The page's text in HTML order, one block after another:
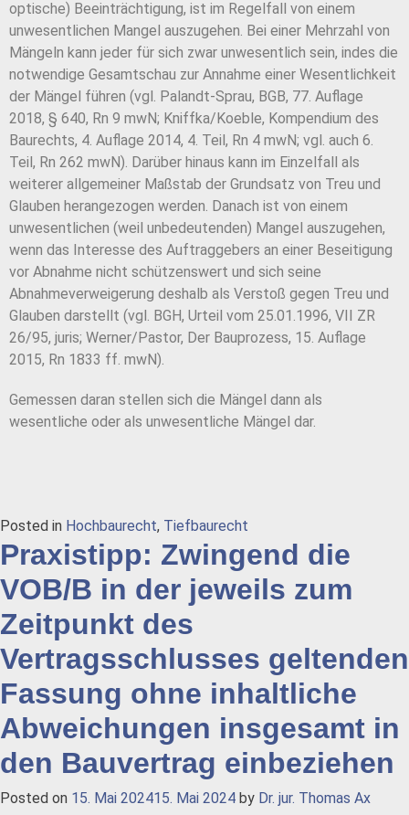
optische) Beeinträchtigung, ist im Regelfall von einem
unwesentlichen Mangel auszugehen. Bei einer Mehrzahl von
Mängeln kann jeder für sich zwar unwesentlich sein, indes die
notwendige Gesamtschau zur Annahme einer Wesentlichkeit
der Mängel führen (vgl. Palandt-Sprau, BGB, 77. Auflage
2018, § 640, Rn 9 mwN; Kniffka/Koeble, Kompendium des
Baurechts, 4. Auflage 2014, 4. Teil, Rn 4 mwN; vgl. auch 6.
Teil, Rn 262 mwN). Darüber hinaus kann im Einzelfall als
weiterer allgemeiner Maßstab der Grundsatz von Treu und
Glauben herangezogen werden. Danach ist von einem
unwesentlichen (weil unbedeutenden) Mangel auszugehen,
wenn das Interesse des Auftraggebers an einer Beseitigung
vor Abnahme nicht schützenswert und sich seine
Abnahmeverweigerung deshalb als Verstoß gegen Treu und
Glauben darstellt (vgl. BGH, Urteil vom 25.01.1996, VII ZR
26/95, juris; Werner/Pastor, Der Bauprozess, 15. Auflage
2015, Rn 1833 ff. mwN).
Gemessen daran stellen sich die Mängel dann als
wesentliche oder als unwesentliche Mängel dar.
Posted in Hochbaurecht, Tiefbaurecht
Praxistipp: Zwingend die
VOB/B in der jeweils zum
Zeitpunkt des
Vertragsschlusses geltenden
Fassung ohne inhaltliche
Abweichungen insgesamt in
den Bauvertrag einbeziehen
Posted on 15. Mai 202415. Mai 2024 by Dr. jur. Thomas Ax